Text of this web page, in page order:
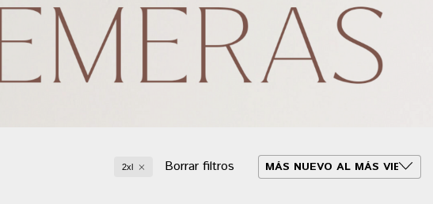
2xl Borrar filtros